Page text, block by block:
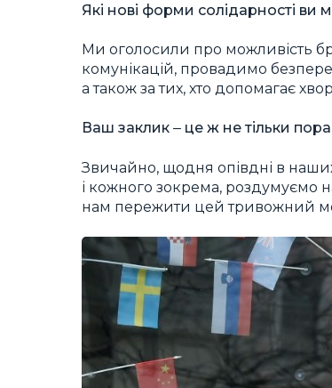
Які нові форми солідарності ви
Ми оголосили про можливість
комунікацій, провадимо
а також за тих, хто допомагає
Ваш заклик ‒ це ж не тільки
Звичайно, щодня опівдні в
і кожного зокрема, роздумуємо
нам пережити цей тривожний